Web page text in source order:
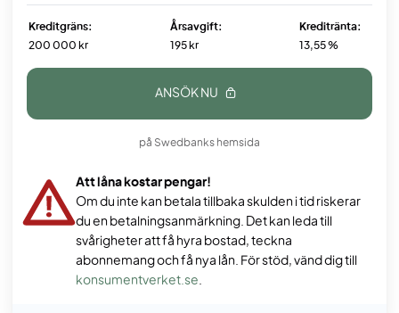
Kreditgräns:
200 000 kr
Årsavgift:
195 kr
Kreditränta:
13,55 %
ANSÖK NU
på Swedbanks hemsida
Att låna kostar pengar!
Om du inte kan betala tillbaka skulden i tid riskerar
du en betalningsanmärkning. Det kan leda till
svårigheter att få hyra bostad, teckna
abonnemang och få nya lån. För stöd, vänd dig till
konsumentverket.se.